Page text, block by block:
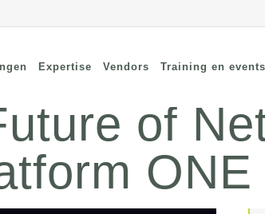
Security
Connectivity
Wi-Fi / Bluetooth
Expertise Vendors Training en events
of
ONE